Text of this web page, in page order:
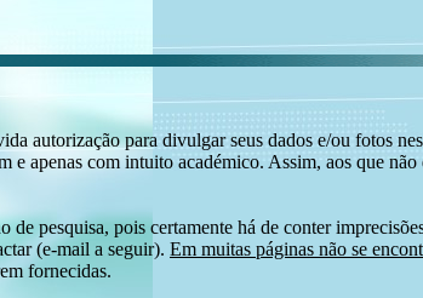
autorização para divulgar seus dados e/ou fotos
apenas com intuito académico. Assim, aos que
de pesquisa, pois certamente há de conter
(e-mail a seguir). Em muitas páginas não se
fornecidas.